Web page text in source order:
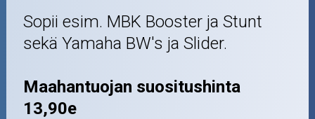
Työkalut
Sopii esim. MBK Booster ja Stunt
sekä Yamaha BW's ja Slider.
Maahantuojan suositushinta
13,90e